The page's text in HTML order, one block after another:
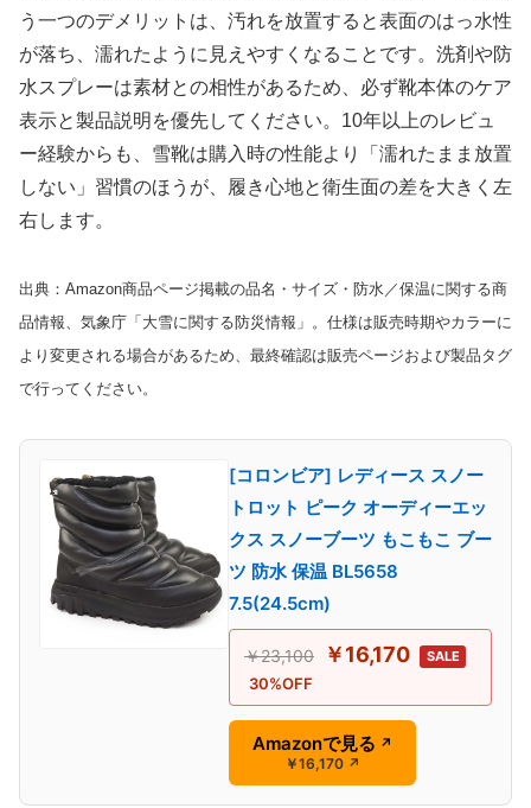
う一つのデメリットは、汚れを放置すると表面のはっ水性
が落ち、濡れたように見えやすくなることです。洗剤や防
水スプレーは素材との相性があるため、必ず靴本体のケア
表示と製品説明を優先してください。10年以上のレビュ
ー経験からも、雪靴は購入時の性能より「濡れたまま放置
しない」習慣のほうが、履き心地と衛生面の差を大きく左
右します。
出典：Amazon商品ページ掲載の品名・サイズ・防水／保温に関する商
品情報、気象庁「大雪に関する防災情報」。仕様は販売時期やカラーに
より変更される場合があるため、最終確認は販売ページおよび製品タグ
で行ってください。
[コロンビア] レディース スノー
トロット ピーク オーディーエッ
クス スノーブーツ もこもこ ブー
ツ 防水 保温 BL5658
7.5(24.5cm)
￥23,100 ￥16,170 SALE
30%OFF
Amazonで見る ↗
￥16,170 ↗